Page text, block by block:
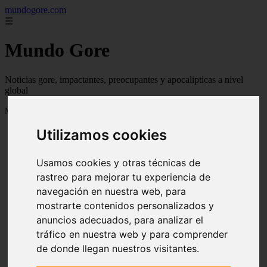
Utilizamos cookies
Usamos cookies y otras técnicas de
rastreo para mejorar tu experiencia de
navegación en nuestra web, para
mostrarte contenidos personalizados y
anuncios adecuados, para analizar el
tráfico en nuestra web y para comprender
de donde llegan nuestros visitantes.
mundogore.com
☰
Mundo Gore
Noticias gore, impactantes, preocupantes y apocalipticas a nivel
global
Mostrando 1 - 24 de 237 artículos